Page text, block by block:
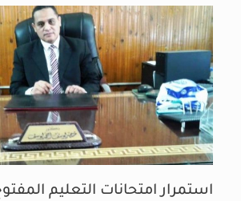
استمرار امتحانات التعليم